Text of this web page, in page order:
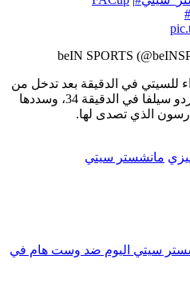
للسيتي في الدقيقة بعد تدخل من
مدافع كريستال بالاس على برناردو سيلفا في الدقيقة 34، وسددها
الذي تصدى لها.
مانشستر سيتي